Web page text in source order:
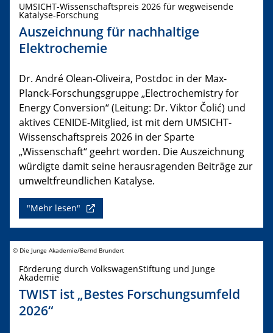
UMSICHT-Wissenschaftspreis 2026 für wegweisende
Katalyse-Forschung
Auszeichnung für nachhaltige
Elektrochemie
Dr. André Olean-Oliveira, Postdoc in der Max-
Planck-Forschungsgruppe „Electrochemistry for
Energy Conversion“ (Leitung: Dr. Viktor Čolić) und
aktives CENIDE-Mitglied, ist mit dem UMSICHT-
Wissenschaftspreis 2026 in der Sparte
„Wissenschaft“ geehrt worden. Die Auszeichnung
würdigte damit seine herausragenden Beiträge zur
umweltfreundlichen Katalyse.
"Mehr lesen"
© Die Junge Akademie/Bernd Brundert
Förderung durch VolkswagenStiftung und Junge
Akademie
TWIST ist „Bestes Forschungsumfeld
2026“